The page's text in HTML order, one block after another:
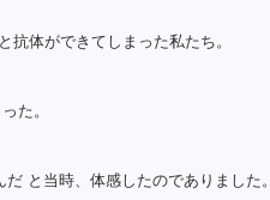
抗体ができてしまった私たち。
た。
と当時、体感したのでありました。